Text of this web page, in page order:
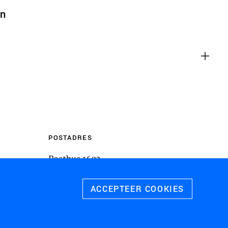
POSTADRES
Postbus 1603
Amersfoort
van websites van derden,
te sluiten. Als u dit uitschakelt, kan
gegevens over de advertenties
schakelen.
ACCEPTEER COOKIES